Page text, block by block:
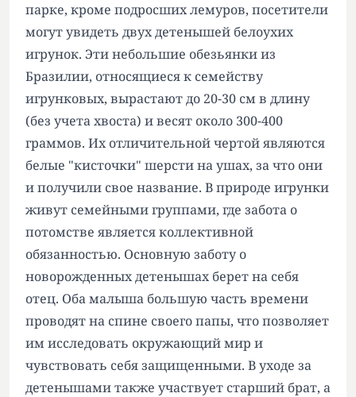
парке, кроме подросших лемуров, посетители
могут увидеть двух детенышей белоухих
игрунок. Эти небольшие обезьянки из
Бразилии, относящиеся к семейству
игрунковых, вырастают до 20-30 см в длину
(без учета хвоста) и весят около 300-400
граммов. Их отличительной чертой являются
белые "кисточки" шерсти на ушах, за что они
и получили свое название. В природе игрунки
живут семейными группами, где забота о
потомстве является коллективной
обязанностью. Основную заботу о
новорожденных детенышах берет на себя
отец. Оба малыша большую часть времени
проводят на спине своего папы, что позволяет
им исследовать окружающий мир и
чувствовать себя защищенными. В уходе за
детенышами также участвует старший брат, а